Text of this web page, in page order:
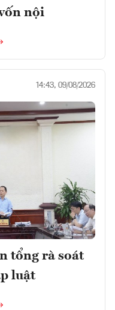
nội
14:43, 09/08/2026
tổng rà soát
luật